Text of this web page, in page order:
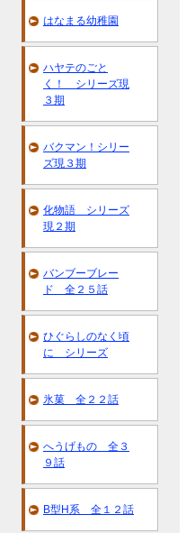
はなまる幼稚園
ハヤテのごと
く！ シリーズ現
３期
バクマン！シリー
ズ現３期
化物語 シリーズ
現２期
バンブーブレー
ド 全２５話
ひぐらしのなく頃
に シリーズ
氷菓 全２２話
へうげもの 全３
９話
B型H系 全１２話